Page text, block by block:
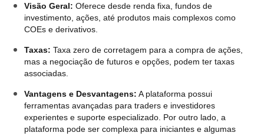
Visão Geral: Oferece desde renda fixa, fundos de
investimento, ações, até produtos mais complexos como
COEs e derivativos.
Taxas: Taxa zero de corretagem para a compra de ações,
mas a negociação de futuros e opções, podem ter taxas
associadas.
Vantagens e Desvantagens: A plataforma possui
ferramentas avançadas para traders e investidores
experientes e suporte especializado. Por outro lado, a
plataforma pode ser complexa para iniciantes e algumas